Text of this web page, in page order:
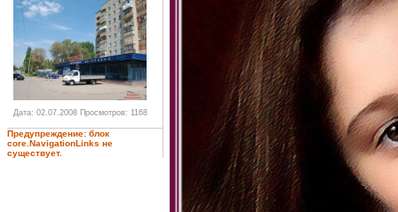
Дата: 02.07.2008 Просмотров: 1168
Предупреждение: блок
core.NavigationLinks не
существует.